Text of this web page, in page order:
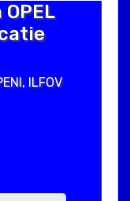
ILFOV